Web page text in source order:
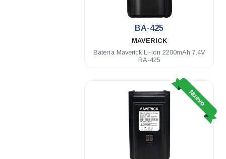
BA-425
MAVERICK
Batería Maverick Li-Ion 2200mAh 7.4V
RA-425
Nuevo